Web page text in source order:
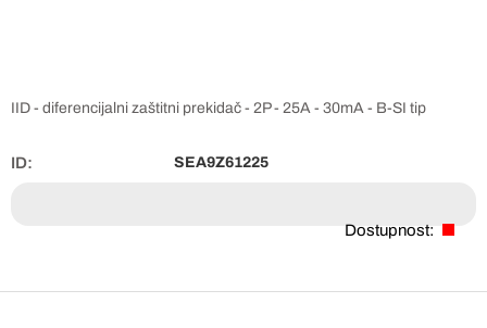
IID - diferencijalni zaštitni prekidač - 2P - 25A - 30mA - B-SI tip
ID: SEA9Z61225
Dostupnost: